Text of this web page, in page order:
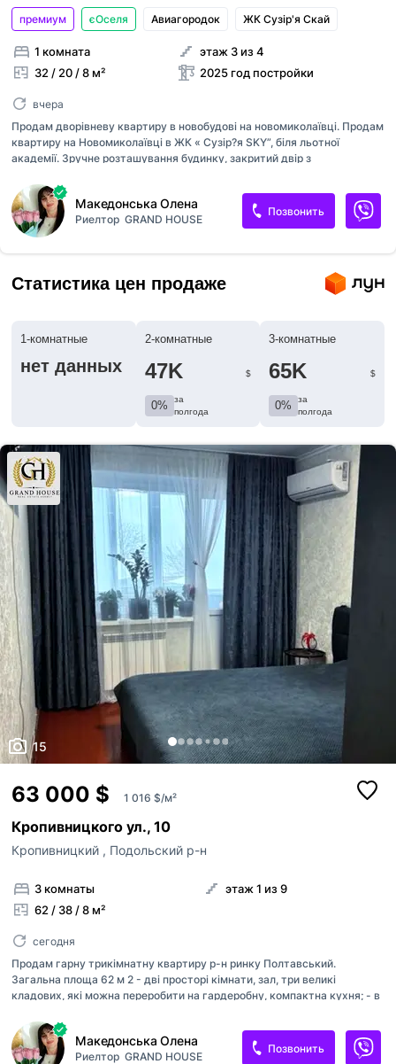
премиум єОселя Авиагородок ЖК Сузір'я Скай
1 комната
32 / 20 / 8 м²
этаж 3 из 4
2025 год постройки
вчера
Продам дворівневу квартиру в новобудові на новомиколаївці. Продам
квартиру на Новомиколаївці в ЖК « Сузір?я SKY”, біля льотної
академії. Зручне розташування будинку, закритий двір з
з можливістю зарядки електромобілів та відкрита загальна, зелена
зона, дитячий майданчик. Електрика , водопостачання, інтернет,
лічильники. Квартира без ремонту - це чудова можливість
спроєктувати простір на свій смак. Телефонуйте в зручний для вас
час. Пропозиція від агенції нерухомості 'GRAND HAUSE' Вам треба
швидко продати нерухомість? Допомогти підібрати для придбання
варіант? Здати вигідно в оренду? То вам саме до нас!
Македонська Олена
Риелтор GRAND HOUSE
Позвонить
Статистика цен продаже
1-комнатные
нет данных
2-комнатные
47K $
0%
за
полгода
3-комнатные
65K $
0%
за
полгода
15
63 000 $ 1 016 $/м²
Кропивницкого ул., 10
Кропивницкий , Подольский р-н
3 комнаты
62 / 38 / 8 м²
этаж 1 из 9
сегодня
Продам гарну трикімнатну квартиру р-н ринку Полтавський.
Загальна площа 62 м 2 - дві просторі кімнати, зал, три великі
кладових, які можна переробити на гардеробну, компактна кухня; - в
зробити ремонт під себе; - меблі та техніка не залишаються; -
індивідуальне газове опалення; - роздільний санвузол; -
металопластикові вікна; - зручна транспортна розвязка; - поряд
Македонська Олена
Риелтор GRAND HOUSE
Позвонить